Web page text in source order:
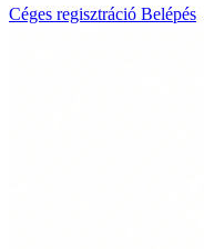
Céges regisztráció Belépés